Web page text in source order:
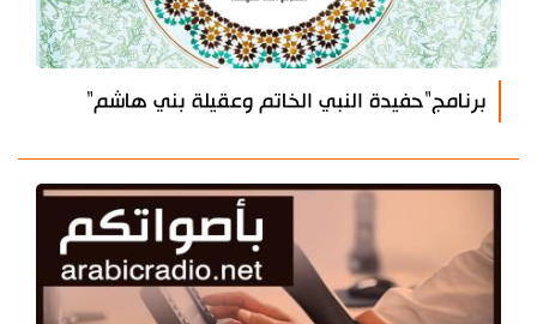
برنامج"حفيدة النبي الخاتم وعقيلة بني هاشم"